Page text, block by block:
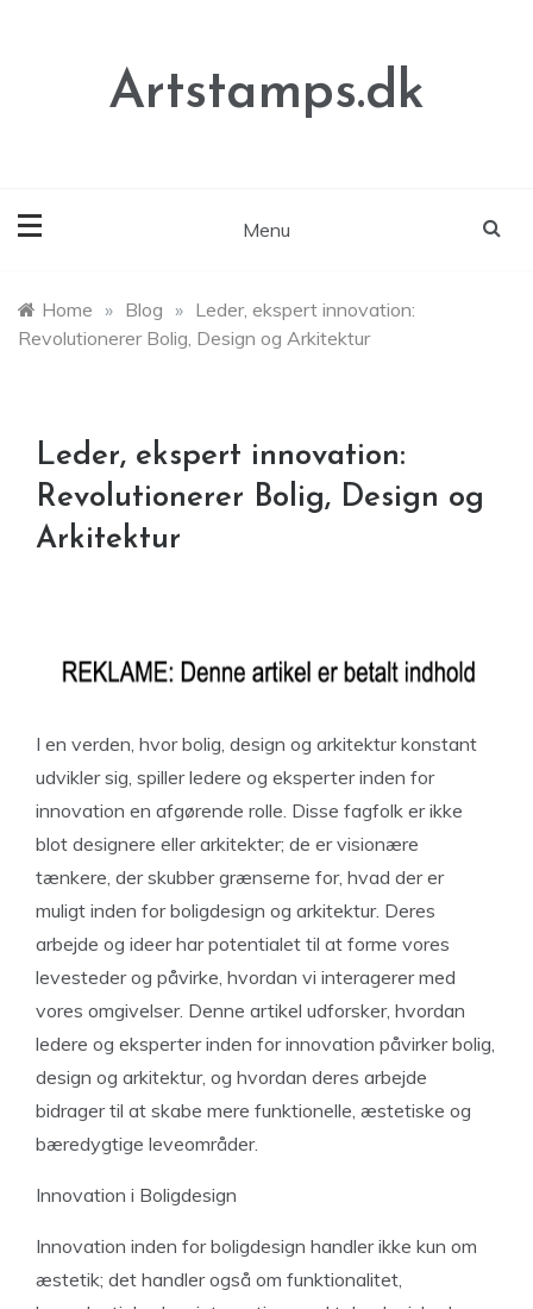
Artstamps.dk
Menu
Home » Blog » Leder, ekspert innovation:
Revolutionerer Bolig, Design og Arkitektur
Leder, ekspert innovation:
Revolutionerer Bolig, Design og
Arkitektur
I en verden, hvor bolig, design og arkitektur konstant
udvikler sig, spiller ledere og eksperter inden for
innovation en afgørende rolle. Disse fagfolk er ikke
blot designere eller arkitekter; de er visionære
tænkere, der skubber grænserne for, hvad der er
muligt inden for boligdesign og arkitektur. Deres
arbejde og ideer har potentialet til at forme vores
levesteder og påvirke, hvordan vi interagerer med
vores omgivelser. Denne artikel udforsker, hvordan
ledere og eksperter inden for innovation påvirker bolig,
design og arkitektur, og hvordan deres arbejde
bidrager til at skabe mere funktionelle, æstetiske og
bæredygtige leveområder.
Innovation i Boligdesign
Innovation inden for boligdesign handler ikke kun om
æstetik; det handler også om funktionalitet,